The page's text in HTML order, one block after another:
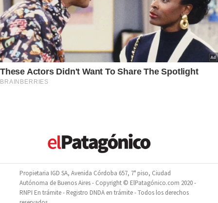
Propietaria IGD SA, Avenida Córdoba 657, 7° piso, Ciudad
Autónoma de Buenos Aires - Copyright © ElPatagónico.com 2020 -
RNPI En trámite - Registro DNDA en trámite - Todos los derechos